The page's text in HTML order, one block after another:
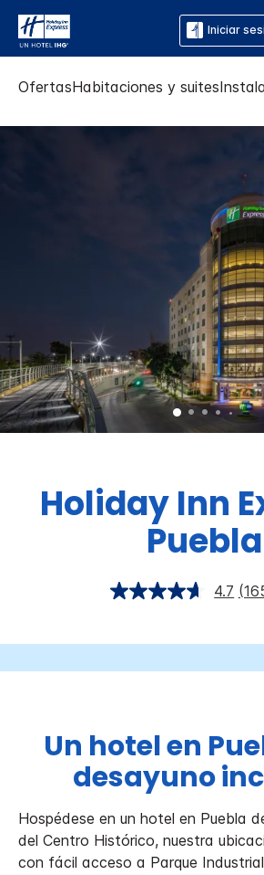
Iniciar
OfertasHabitaciones y suites
Holiday Inn
Puebla
4.7
Un hotel en
desayuno
Hospédese en un hotel en Puebla
del Centro Histórico, nuestra
con fácil acceso a Parque